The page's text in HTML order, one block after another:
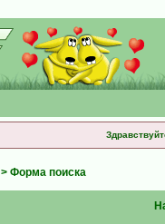
> Форма поиска